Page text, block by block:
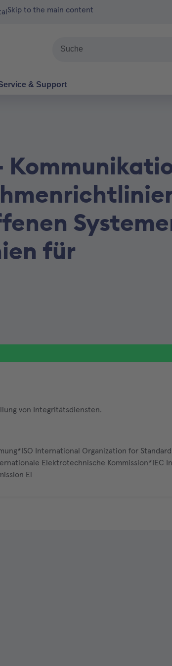
Skip to the main content
Suche
& Support
für
von Integritätsdiensten.
International Organization for
Elektrotechnische Kommission*IEC
El